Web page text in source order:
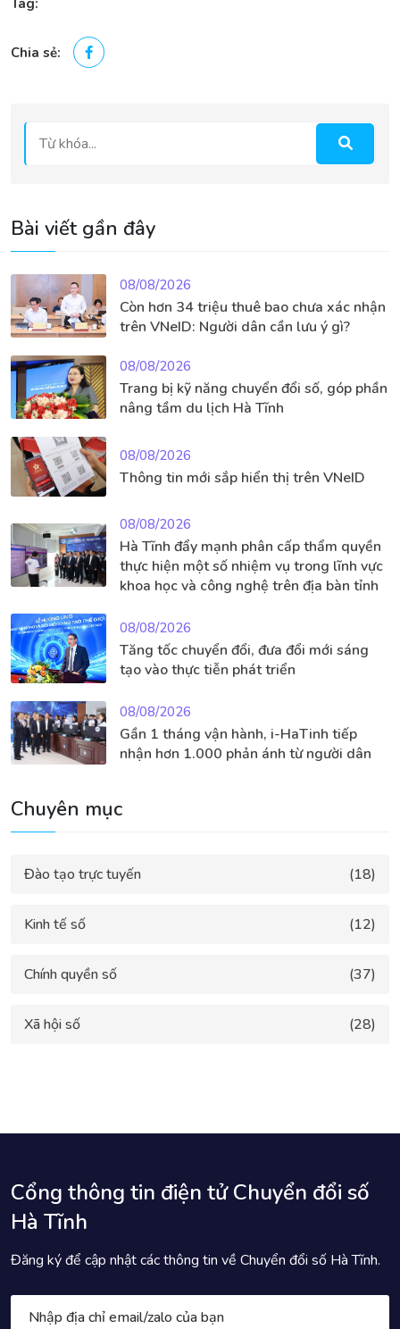
Tag:
Chia sẻ:
Bài viết gần đây
08/08/2026
Còn hơn 34 triệu thuê bao chưa xác nhận
trên VNeID: Người dân cần lưu ý gì?
08/08/2026
Trang bị kỹ năng chuyển đổi số, góp phần
nâng tầm du lịch Hà Tĩnh
08/08/2026
Thông tin mới sắp hiển thị trên VNeID
08/08/2026
Hà Tĩnh đẩy mạnh phân cấp thẩm quyền
thực hiện một số nhiệm vụ trong lĩnh vực
khoa học và công nghệ trên địa bàn tỉnh
08/08/2026
Tăng tốc chuyển đổi, đưa đổi mới sáng
tạo vào thực tiễn phát triển
08/08/2026
Gần 1 tháng vận hành, i-HaTinh tiếp
nhận hơn 1.000 phản ánh từ người dân
Chuyên mục
Đào tạo trực tuyến (18)
Kinh tế số (12)
Chính quyền số (37)
Xã hội số (28)
Cổng thông tin điện tử Chuyển đổi số
Hà Tĩnh
Đăng ký để cập nhật các thông tin về Chuyển đổi số Hà Tĩnh.